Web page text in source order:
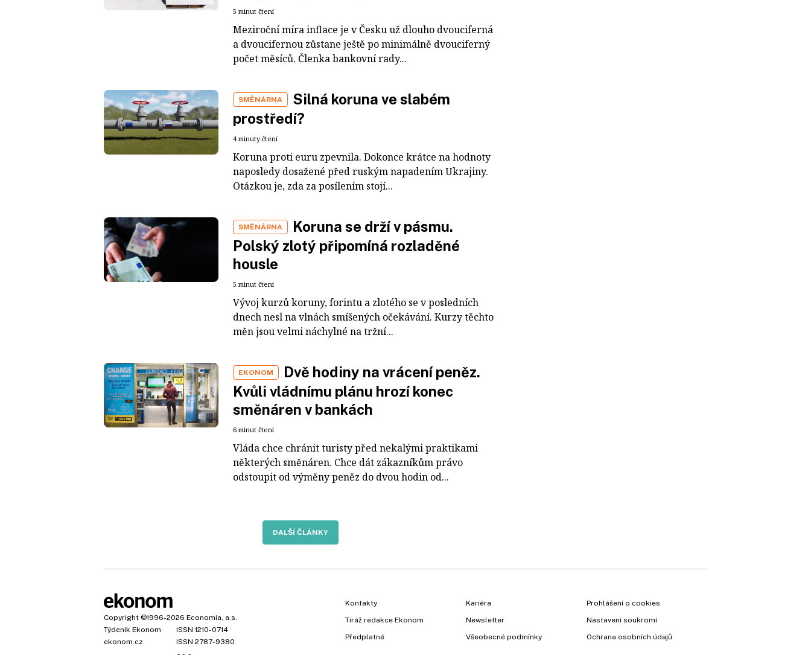
5 minut čtení
Meziroční míra inflace je v Česku už dlouho dvouciferná
a dvoucifernou zůstane ještě po minimálně dvouciferný
počet měsíců. Členka bankovní rady...
SMĚNÁRNA
Silná koruna ve slabém
prostředí?
4 minuty čtení
Koruna proti euru zpevnila. Dokonce krátce na hodnoty
naposledy dosažené před ruským napadením Ukrajiny.
Otázkou je, zda za posílením stojí...
SMĚNÁRNA
Koruna se drží v pásmu.
Polský zlotý připomíná rozladěné
housle
5 minut čtení
Vývoj kurzů koruny, forintu a zlotého se v posledních
dnech nesl na vlnách smíšených očekávání. Kurzy těchto
měn jsou velmi náchylné na tržní...
EKONOM
Dvě hodiny na vrácení peněz.
Kvůli vládnímu plánu hrozí konec
směnáren v bankách
6 minut čtení
Vláda chce chránit turisty před nekalými praktikami
některých směnáren. Chce dát zákazníkům právo
odstoupit od výměny peněz do dvou hodin od...
DALŠÍ ČLÁNKY
Copyright ©1996-2026 Economia, a.s.
Týdeník Ekonom
ISSN 1210-0714
ekonom.cz
ISSN 2787-9380
Kontakty
Tiráž redakce Ekonom
Předplatné
Kariéra
Newsletter
Všeobecné podmínky
Prohlášení o cookies
Nastavení soukromí
Ochrana osobních údajů